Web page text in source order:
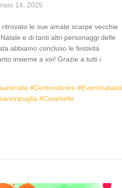
14, 2025
le sue amate scarpe vecchie
e di tanti altri personaggi delle
abbiamo concluso le festività
insieme a voi! Grazie a tutti i
#centrostorico #eventinatalizi
#cosebelle